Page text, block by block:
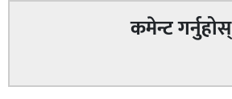
कमेन्ट गर्नुहोस्